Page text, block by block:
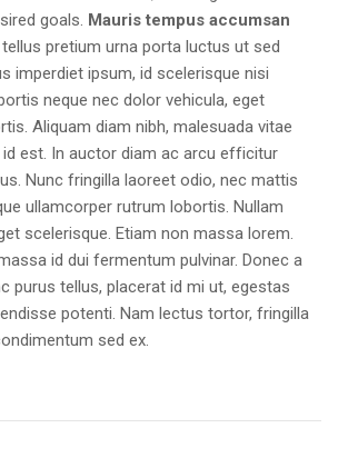
goals. Mauris tempus accumsan
pretium urna porta luctus ut sed
imperdiet ipsum, id scelerisque nisi
neque nec dolor vehicula, eget
Aliquam diam nibh, malesuada vitae
id est. In auctor diam ac arcu efficitur
Nunc fringilla laoreet odio, nec mattis
ullamcorper rutrum lobortis. Nullam
scelerisque. Etiam non massa lorem.
id dui fermentum pulvinar. Donec a
purus tellus, placerat id mi ut, egestas
potenti. Nam lectus tortor, fringilla
sed ex.